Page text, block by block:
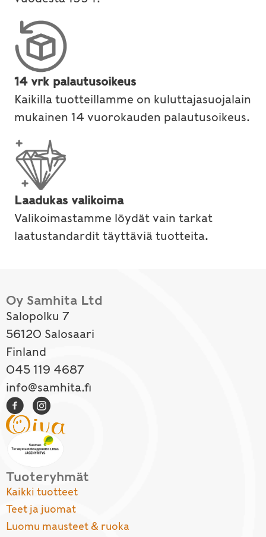
14 vrk palautusoikeus
Kaikilla tuotteillamme on kuluttajasuojalain
mukainen 14 vuorokauden palautusoikeus.
Laadukas valikoima
Valikoimastamme löydät vain tarkat
laatustandardit täyttäviä tuotteita.
Oy Samhita Ltd
Salopolku 7
56120 Salosaari
Finland
045 119 4687
info@samhita.fi
Tuoteryhmät
Kaikki tuotteet
Teet ja juomat
Luomu mausteet & ruoka